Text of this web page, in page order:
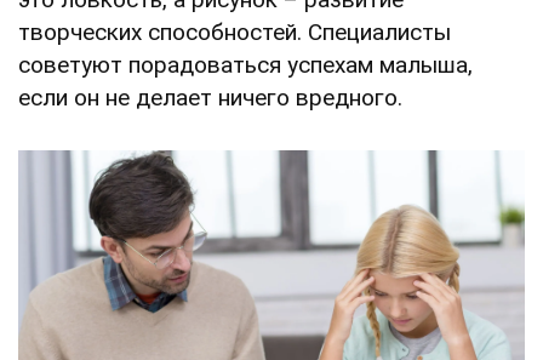
творческих способностей. Специалисты
советуют порадоваться успехам малыша,
если он не делает ничего вредного.